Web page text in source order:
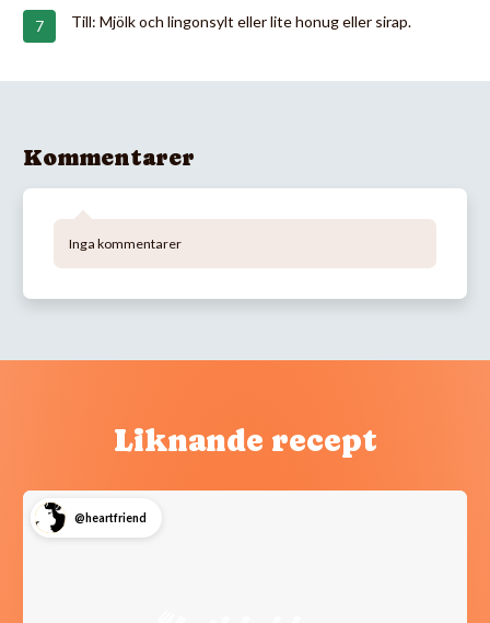
Till: Mjölk och lingonsylt eller lite honug eller sirap.
Kommentarer
Inga kommentarer
Liknande recept
@heartfriend